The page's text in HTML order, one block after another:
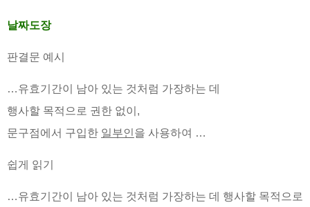
날짜도장
판결문 예시
…유효기간이 남아 있는 것처럼 가장하는 데
행사할 목적으로 권한 없이,
문구점에서 구입한 일부인 을 사용하여 …
쉽게 읽기
…유효기간이 남아 있는 것처럼 가장하는 데 행사할 목적으로